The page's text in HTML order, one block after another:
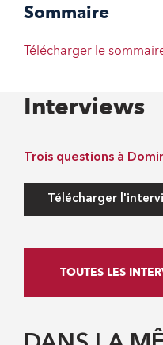
Sommaire
Télécharger le
Interviews
Trois questions à
Télécharger
TOUTES LES